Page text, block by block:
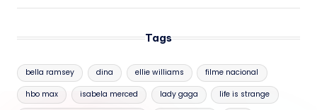
Tags
bella ramsey dina ellie williams filme nacional
hbo max isabela merced lady gaga life is strange